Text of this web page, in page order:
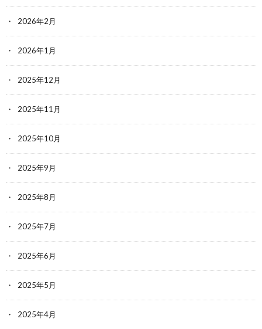
2026年2月
2026年1月
2025年12月
2025年11月
2025年10月
2025年9月
2025年8月
2025年7月
2025年6月
2025年5月
2025年4月